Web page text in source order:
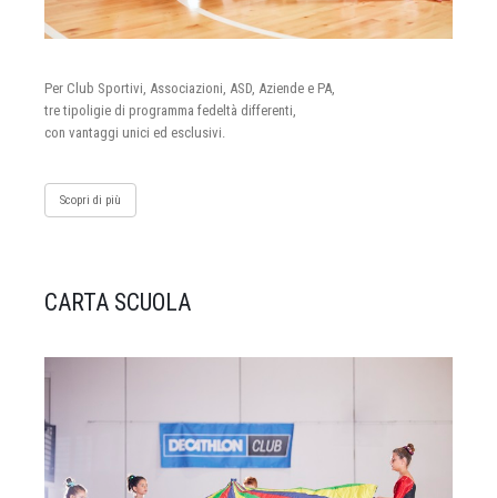
Per Club Sportivi, Associazioni, ASD, Aziende e PA,
tre tipoligie di programma fedeltà differenti,
con vantaggi unici ed esclusivi.
Scopri di più
CARTA SCUOLA